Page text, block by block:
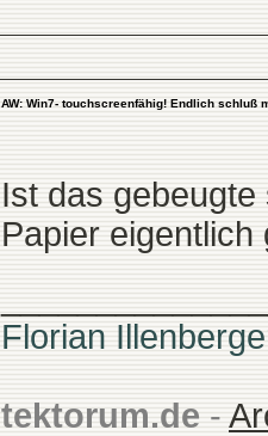
AW: Win7- touchscreenfähig! Endlich schluß
Ist das
Papier
Florian
tektorum.de -